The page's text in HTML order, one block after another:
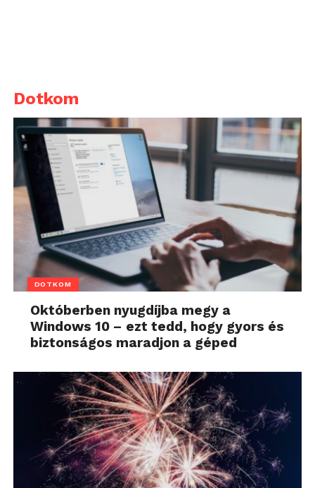
Dotkom
DOTKOM
Októberben nyugdíjba megy a
Windows 10 – ezt tedd, hogy gyors és
biztonságos maradjon a géped